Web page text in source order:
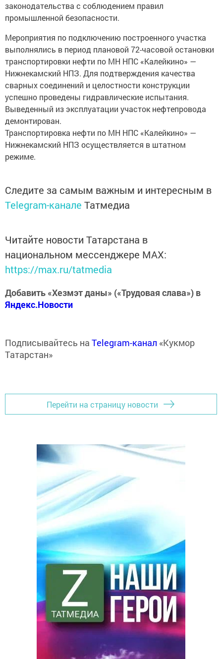
законодательства с соблюдением правил
промышленной безопасности.
Мероприятия по подключению построенного участка
выполнялись в период плановой 72-часовой остановки
транспортировки нефти по МН НПС «Калейкино» —
Нижнекамский НПЗ. Для подтверждения качества
сварных соединений и целостности конструкции
успешно проведены гидравлические испытания.
Выведенный из эксплуатации участок нефтепровода
демонтирован.
Транспортировка нефти по МН НПС «Калейкино» —
Нижнекамский НПЗ осуществляется в штатном
режиме.
Следите за самым важным и интересным в
Telegram-канале Татмедиа
Читайте новости Татарстана в
национальном мессенджере MАХ:
https://max.ru/tatmedia
Добавить «Хезмэт даны» («Трудовая слава») в
Яндекс.Новости
Подписывайтесь на Telegram-канал «Кукмор
Татарстан»
Перейти на страницу новости